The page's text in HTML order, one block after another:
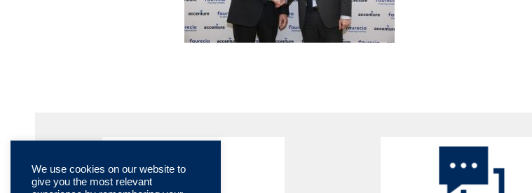
We use cookies on our website to
give you the most relevant